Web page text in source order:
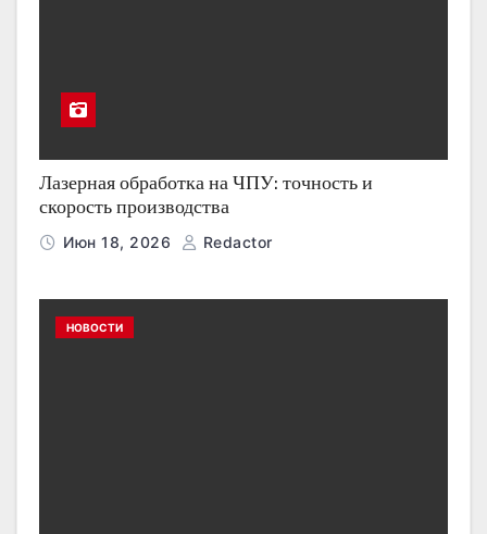
Лазерная обработка на ЧПУ: точность и
скорость производства
Июн 18, 2026 Redactor
НОВОСТИ